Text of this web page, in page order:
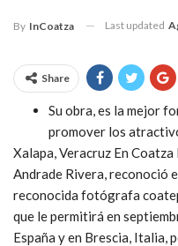
By InCoatza Last updated
Share
Su obra, es la mejor
promover los
Xalapa, Veracruz En
Andrade Rivera, reconoció
reconocida fotógrafa
que le permitirá en
España y en Brescia, Italia,